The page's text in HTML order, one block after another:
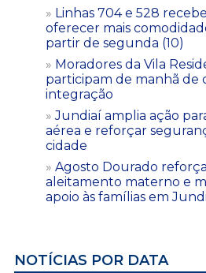
Linhas 704 e 528
oferecer mais
partir de segunda (10)
Moradores da Vila
participam de manhã de
integração
Jundiaí amplia ação
aérea e reforçar
cidade
Agosto Dourado
aleitamento materno e
apoio às famílias em
NOTÍCIAS POR DATA